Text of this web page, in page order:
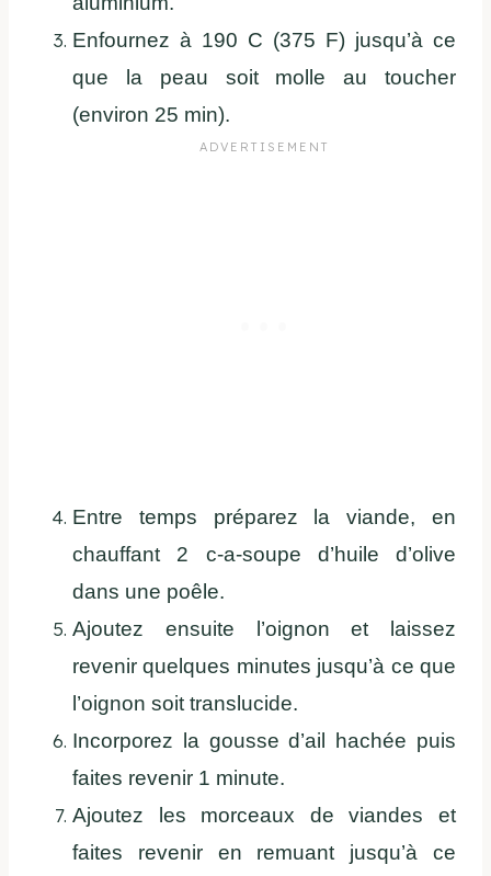
Enfournez à 190 C (375 F) jusqu’à ce
que la peau soit molle au toucher
(environ 25 min).
Entre temps préparez la viande, en
chauffant 2 c-a-soupe d’huile d’olive
dans une poêle.
Ajoutez ensuite l’oignon et laissez
revenir quelques minutes jusqu’à ce que
l’oignon soit translucide.
Incorporez la gousse d’ail hachée puis
faites revenir 1 minute.
Ajoutez les morceaux de viandes et
faites revenir en remuant jusqu’à ce